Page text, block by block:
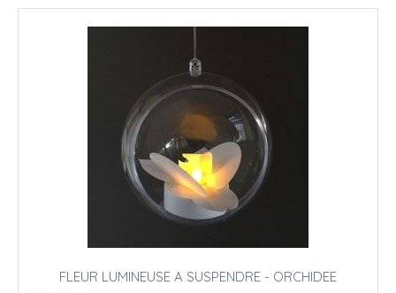
FLEUR LUMINEUSE A SUSPENDRE - ORCHIDEE